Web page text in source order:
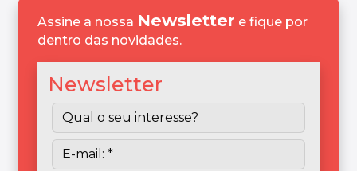
Assine a nossa Newsletter e fique por
dentro das novidades.
Newsletter